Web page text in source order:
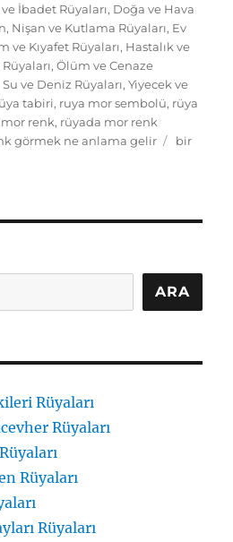
İbadet Rüyaları, Doğa ve Hava
Nişan ve Kutlama Rüyaları, Ev
ve Kıyafet Rüyaları, Hastalık ve
,Ölüm ve Cenaze
Su ve Deniz Rüyaları,Yiyecek ve
tabiri, ruya mor sembolü, rüya
renk, rüyada mor renk
görmek ne anlama gelir
Rüyada
Semboller
için
bir
ARA
Rüyaları
Rüyaları
Rüyaları
Rüyaları